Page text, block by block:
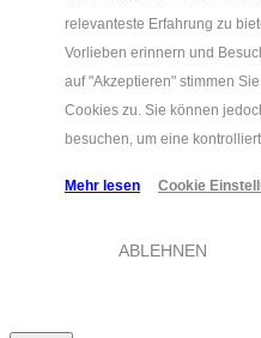
relevanteste Erfahrung zu
Vorlieben erinnern und
auf "Akzeptieren" stimmen
Cookies zu. Sie können
besuchen, um eine
Mehr lesen Cookie
ABLEHNEN